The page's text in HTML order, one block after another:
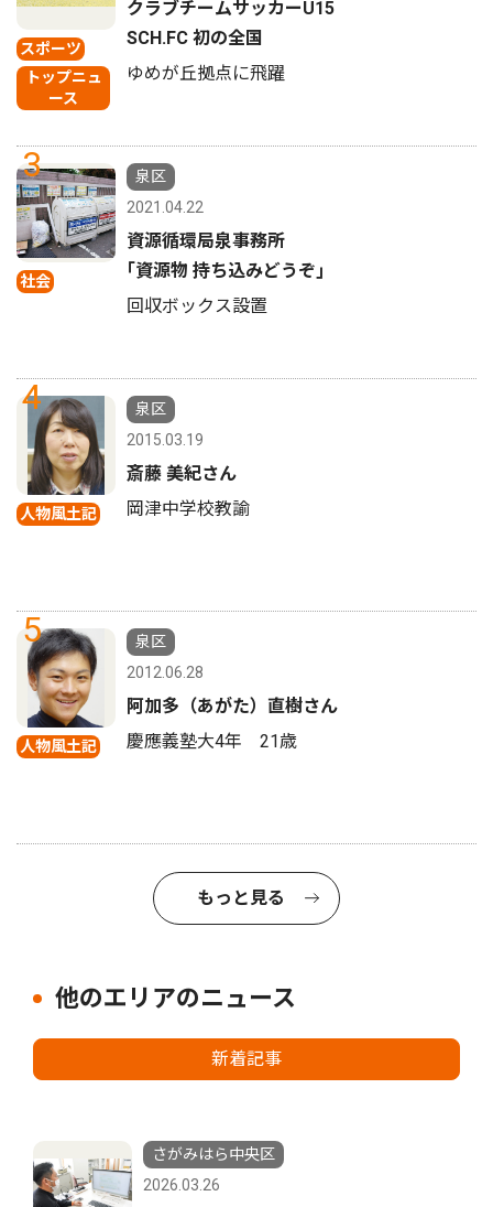
スポーツ
トップニュ
ース
クラブチームサッカーU15
SCH.FC 初の全国
ゆめが丘拠点に飛躍
3
社会
泉区
2021.04.22
資源循環局泉事務所
｢資源物 持ち込みどうぞ｣
回収ボックス設置
4
人物風土記
泉区
2015.03.19
斎藤 美紀さん
岡津中学校教諭
5
人物風土記
泉区
2012.06.28
阿加多（あがた）直樹さん
慶應義塾大4年 21歳
もっと見る
他のエリアのニュース
新着記事
さがみはら中央区
2026.03.26